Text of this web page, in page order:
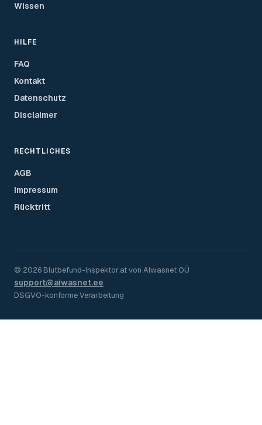
Wissen
HILFE
FAQ
Kontakt
Datenschutz
Disclaimer
RECHTLICHES
AGB
Impressum
Rücktritt
© 2026 Blutbefund-Inspektor.atvon AIwasnet OÜ ·
support@aiwasnet.ee
DSGVO-konforme Verarbeitung